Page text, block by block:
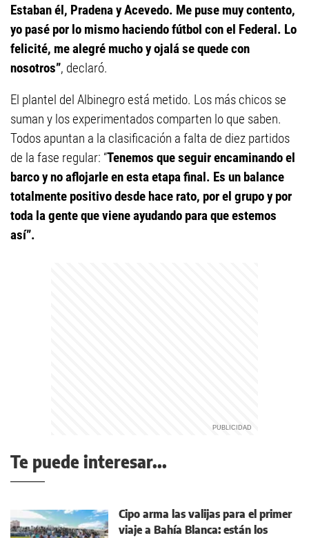
Estaban él, Pradena y Acevedo. Me puse muy contento,
yo pasé por lo mismo haciendo fútbol con el Federal. Lo
felicité, me alegré mucho y ojalá se quede con
nosotros”, declaró.
El plantel del Albinegro está metido. Los más chicos se
suman y los experimentados comparten lo que saben.
Todos apuntan a la clasificación a falta de diez partidos
de la fase regular: “Tenemos que seguir encaminando el
barco y no aflojarle en esta etapa final. Es un balance
totalmente positivo desde hace rato, por el grupo y por
toda la gente que viene ayudando para que estemos
así”.
Te puede interesar...
Cipo arma las valijas para el primer
viaje a Bahía Blanca: están los